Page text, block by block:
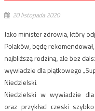
20 listopada 2020
Jako minister zdrowia, który
Polaków, będę
najbliższą rodziną, ale bez
wywiadzie dla piątkowego
Niedzielski.
Niedzielski w wywiadzie
oraz przykład czeski